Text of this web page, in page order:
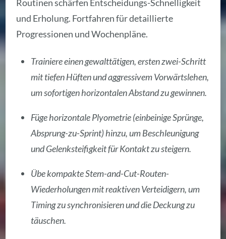
Routinen schärfen Entscheidungs-Schnelligkeit
und Erholung. Fortfahren für detaillierte
Progressionen und Wochenpläne.
Trainiere einen gewalttätigen, ersten zwei-Schritt
mit tiefen Hüften und aggressivem Vorwärtslehen,
um sofortigen horizontalen Abstand zu gewinnen.
Füge horizontale Plyometrie (einbeinige Sprünge,
Absprung-zu-Sprint) hinzu, um Beschleunigung
und Gelenksteifigkeit für Kontakt zu steigern.
Übe kompakte Stem-and-Cut-Routen-
Wiederholungen mit reaktiven Verteidigern, um
Timing zu synchronisieren und die Deckung zu
täuschen.